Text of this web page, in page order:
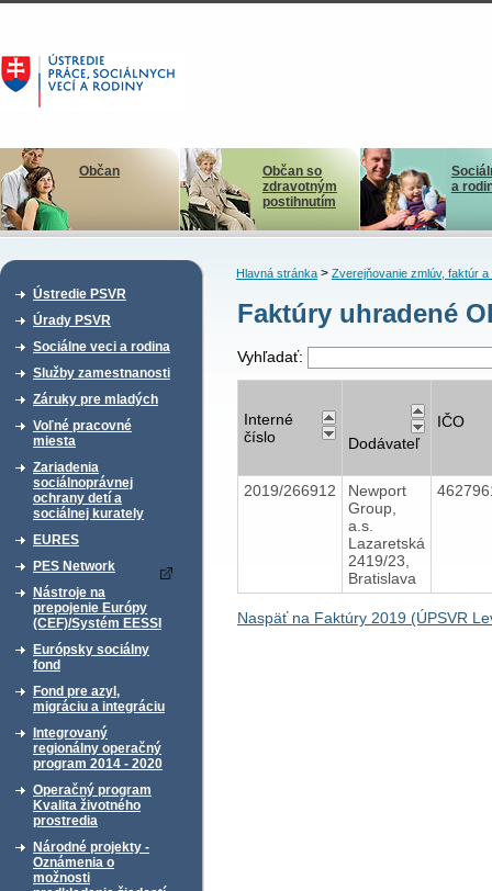
Občan
Občan so
zdravotným
postihnutím
a
Ústredie PSVR
Úrady PSVR
Sociálne veci a rodina
Služby zamestnanosti
Záruky pre mladých
Voľné pracovné
miesta
Zariadenia
sociálnoprávnej
ochrany detí a
sociálnej kurately
EURES
PES Network
Nástroje na
prepojenie Európy
(CEF)/Systém EESSI
Európsky sociálny
fond
Fond pre azyl,
migráciu a integráciu
Integrovaný
regionálny operačný
program 2014 - 2020
Operačný program
Kvalita životného
prostredia
Národné projekty -
Oznámenia o
možnosti
Hlavná stránka> Zverejňovanie zmlúv, faktúr a
Faktúry uhradené
Vyhľadať:
Interné
číslo
Dodávateľ
IČO
2019/266912
Newport
Group,
a.s.
Lazaretská
2419/23,
Bratislava
Naspäť na Faktúry 2019 (ÚPSVR